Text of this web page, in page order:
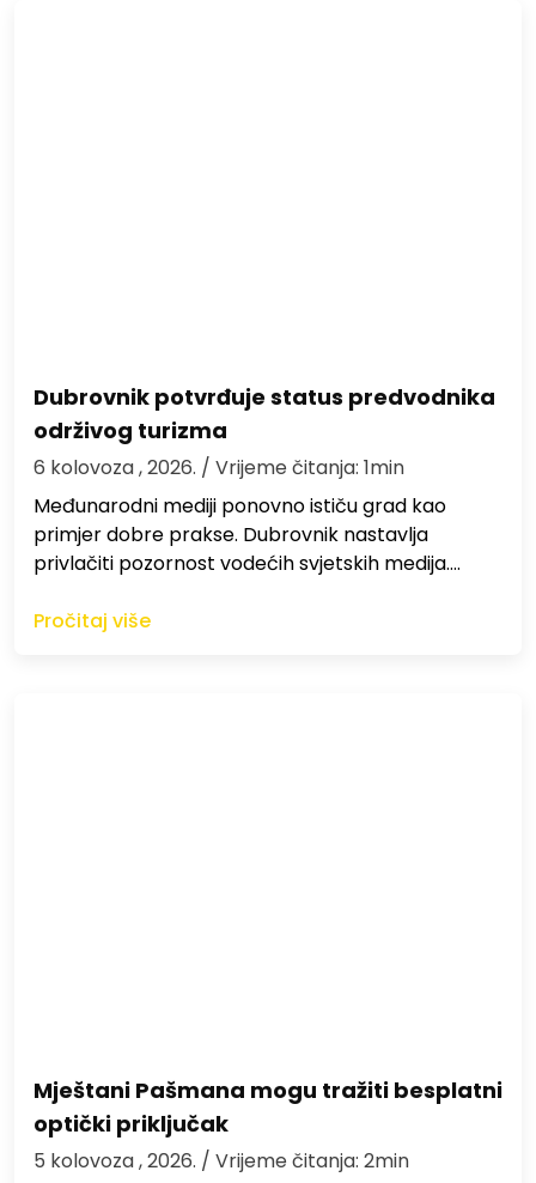
Dubrovnik potvrđuje status predvodnika
održivog turizma
6 kolovoza , 2026. / Vrijeme čitanja: 1min
Međunarodni mediji ponovno ističu grad kao
primjer dobre prakse. Dubrovnik nastavlja
privlačiti pozornost vodećih svjetskih medija.…
Pročitaj više
Mještani Pašmana mogu tražiti besplatni
optički priključak
5 kolovoza , 2026. / Vrijeme čitanja: 2min